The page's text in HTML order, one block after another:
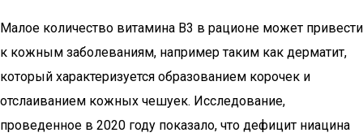
Малое количество витамина B3 в рационе может привести
к кожным заболеваниям, например таким как дерматит,
который характеризуется образованием корочек и
отслаиванием кожных чешуек. Исследование,
проведенное в 2020 году показало, что дефицит ниацина